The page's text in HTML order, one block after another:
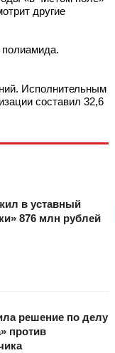
другие
Исполнительным
составил 32,6
в уставный
876 млн рублей
решение по делу
против